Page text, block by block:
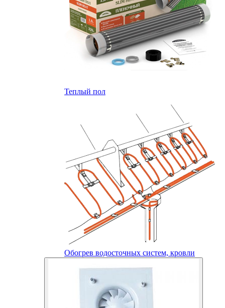
Теплый пол
Обогрев водосточных систем, кровли